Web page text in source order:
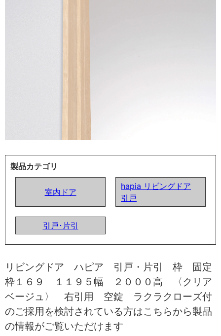
製品カテゴリ
室内ドア
hapia リビングドア
引戸
引戸･片引
リビングドア ハピア 引戸・片引 枠 固定
枠１６９ １１９５幅 ２０００高 〈クリア
ベージュ〉 右引用 空錠 ラクラクローズ付
のご採用を検討されている方はこちらから製品
の情報がご覧いただけます